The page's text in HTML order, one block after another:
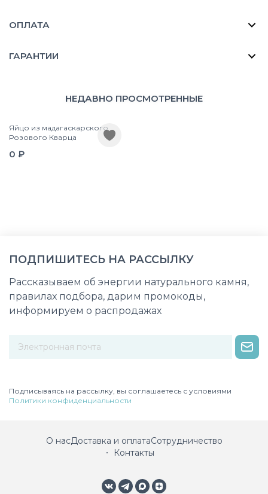
ОПЛАТА
ГАРАНТИИ
НЕДАВНО ПРОСМОТРЕННЫЕ
Яйцо из мадагаскарского
Розового Кварца
0 ₽
ПОДПИШИТЕСЬ НА РАССЫЛКУ
Рассказываем об энергии натурального камня,
правилах подбора, дарим промокоды,
информируем о распродажах
Подписываясь на рассылку, вы соглашаетесь с условиями
Политики конфиденциальности
О насДоставка и оплатаСотрудничество
Контакты